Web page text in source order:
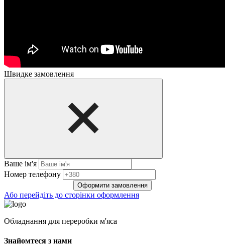
Швидке замовлення
Ваше ім'я
Нoмep тeлeфoнy
Оформити замовлення
Або перейдіть до сторінки оформлення
Обладнання для переробки м'яса
Знайомтеся з нами